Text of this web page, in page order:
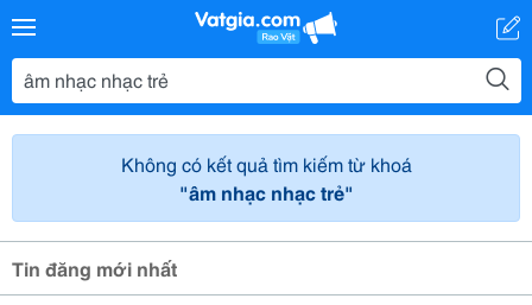
Không có kết quả tìm kiếm từ khoá
"âm nhạc nhạc trẻ"
Tin đăng mới nhất